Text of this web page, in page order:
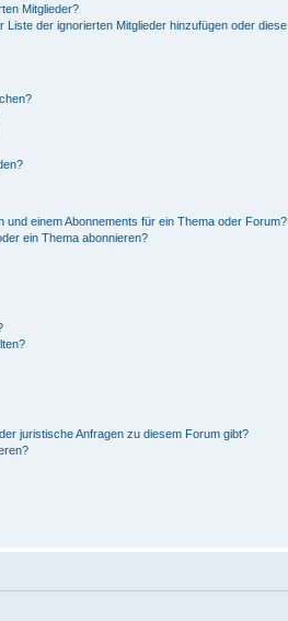
Mitglieder?
der ignorierten Mitglieder hinzufügen oder diese
einem Abonnements für ein Thema oder Forum?
ein Thema abonnieren?
juristische Anfragen zu diesem Forum gibt?